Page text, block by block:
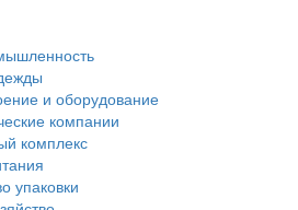
и оборудование
компании
комплекс
упаковки